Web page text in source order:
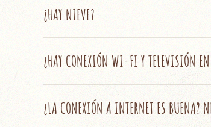
¿HAY NIEVE?
¿HAY CONEXIÓN WI-FI Y TELEVISIÓN
¿LA CONEXIÓN A INTERNET ES BUENA?